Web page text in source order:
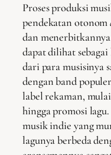
Proses produksi
pendekatan otonom
dan
dapat dilihat
dari para musisinya
dengan band
label rekaman,
hingga promosi
musik indie yang
lagunya berbeda